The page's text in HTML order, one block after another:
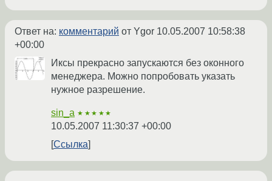
Ответ на: комментарий от Ygor 10.05.2007 10:58:38
+00:00
Иксы прекрасно запускаются без оконного
менеджера. Можно попробовать указать
нужное разрешение.
sin_a ★★★★★
10.05.2007 11:30:37 +00:00
Ссылка